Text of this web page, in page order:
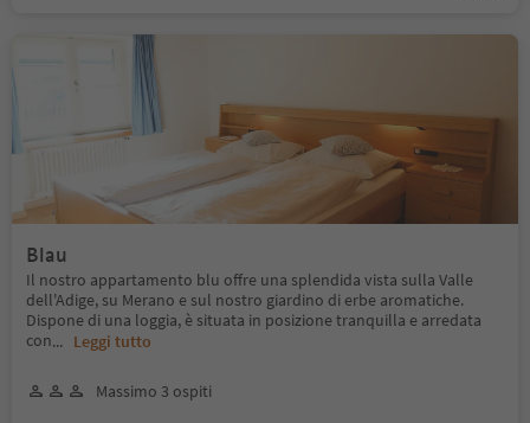
Blau
Il nostro appartamento blu offre una splendida vista sulla Valle
dell'Adige, su Merano e sul nostro giardino di erbe aromatiche.
Dispone di una loggia, è situata in posizione tranquilla e arredata
con... Leggi tutto
Massimo 3 ospiti